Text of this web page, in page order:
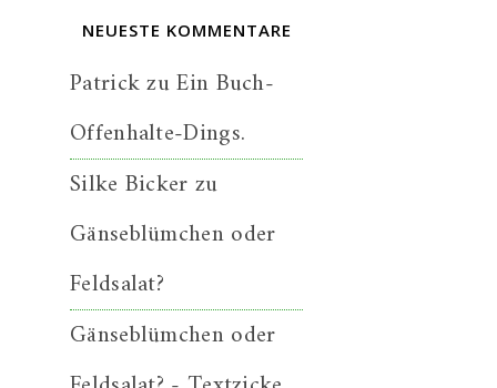
NEUESTE KOMMENTARE
PatrickzuEin Buch-
Offenhalte-Dings.
Silke Bickerzu
Gänseblümchen oder
Feldsalat?
Gänseblümchen oder